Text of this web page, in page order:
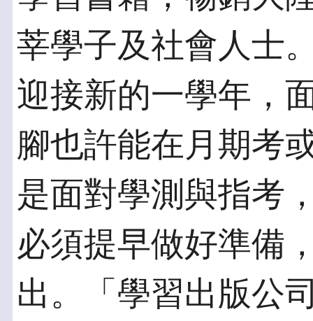
莘學子及社會人士
迎接新的一學年，
腳也許能在月期考
是面對學測與指考
必須提早做好準備
出。「學習出版公